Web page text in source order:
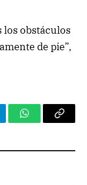
los obstáculos
de pie”,
WhatsApp
Copy